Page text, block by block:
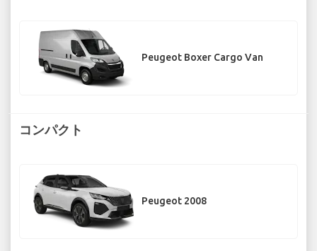
Peugeot Boxer Cargo Van
コンパクト
Peugeot 2008